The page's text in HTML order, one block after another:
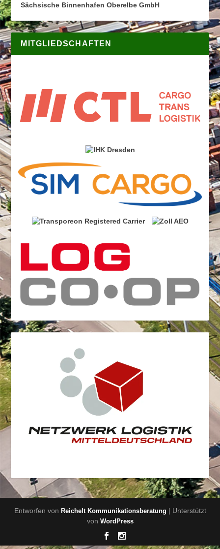
Sächsische Binnenhafen Oberelbe GmbH
MITGLIEDSCHAFTEN
Entworfen von Reichelt Kommunikationsberatung | Unterstützt
von WordPress